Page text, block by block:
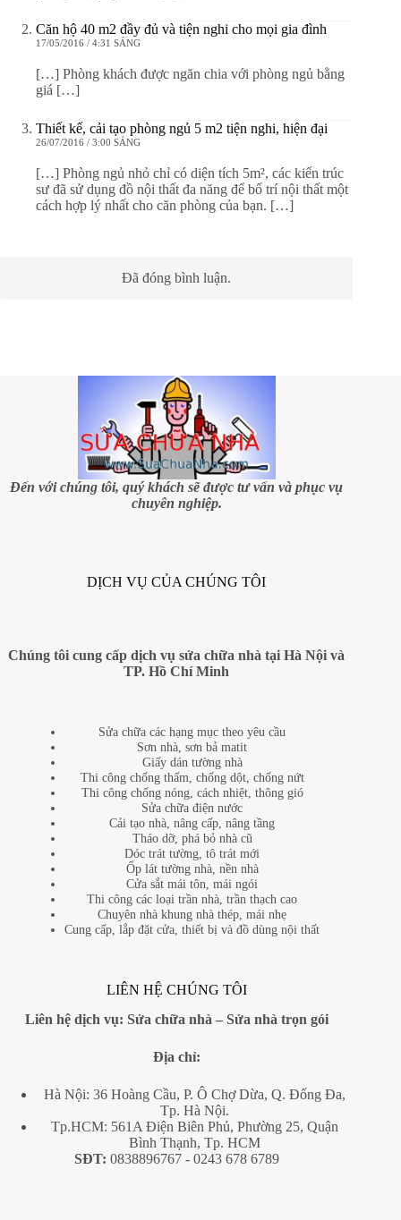
Căn hộ 40 m2 đầy đủ và tiện nghi cho mọi gia đình
17/05/2016 / 4:31 SÁNG
[…] Phòng khách được ngăn chia với phòng ngủ bằng
giá […]
Thiết kế, cải tạo phòng ngủ 5 m2 tiện nghi, hiện đại
26/07/2016 / 3:00 SÁNG
[…] Phòng ngủ nhỏ chỉ có diện tích 5m², các kiến trúc
sư đã sử dụng đồ nội thất đa năng để bố trí nội thất một
cách hợp lý nhất cho căn phòng của bạn. […]
Đã đóng bình luận.
Đến với chúng tôi, quý khách sẽ được tư vấn và phục vụ
chuyên nghiệp.
DỊCH VỤ CỦA CHÚNG TÔI
Chúng tôi cung cấp dịch vụ sửa chữa nhà tại Hà Nội và
TP. Hồ Chí Minh
Sửa chữa các hạng mục theo yêu cầu
Sơn nhà, sơn bả matit
Giấy dán tường nhà
Thi công chống thấm, chống dột, chống nứt
Thi công chống nóng, cách nhiệt, thông gió
Sửa chữa điện nước
Cải tạo nhà, nâng cấp, nâng tầng
Tháo dỡ, phá bỏ nhà cũ
Dóc trát tường, tô trát mới
Ốp lát tường nhà, nền nhà
Cửa sắt mái tôn, mái ngói
Thi công các loại trần nhà, trần thạch cao
Chuyên nhà khung nhà thép, mái nhẹ
Cung cấp, lắp đặt cửa, thiết bị và đồ dùng nội thất
LIÊN HỆ CHÚNG TÔI
Liên hệ dịch vụ: Sửa chữa nhà – Sửa nhà trọn gói
Địa chỉ:
Hà Nội: 36 Hoàng Cầu, P. Ô Chợ Dừa, Q. Đống Đa,
Tp. Hà Nội.
Tp.HCM: 561A Điện Biên Phủ, Phường 25, Quận
Bình Thạnh, Tp. HCM
SĐT: 0838896767- 0243 678 6789